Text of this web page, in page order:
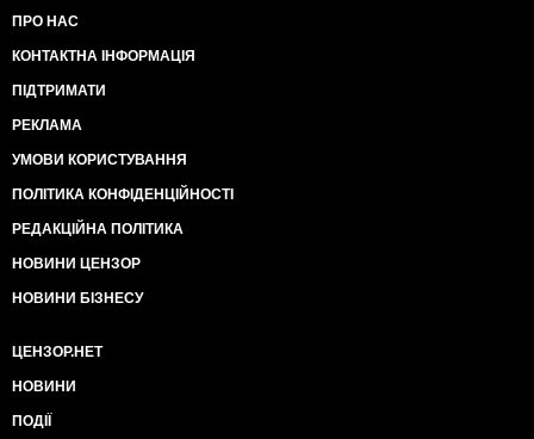
ПРО НАС
КОНТАКТНА ІНФОРМАЦІЯ
ПІДТРИМАТИ
РЕКЛАМА
УМОВИ КОРИСТУВАННЯ
ПОЛІТИКА КОНФІДЕНЦІЙНОСТІ
РЕДАКЦІЙНА ПОЛІТИКА
НОВИНИ ЦЕНЗОР
НОВИНИ БІЗНЕСУ
ЦЕНЗОР.НЕТ
НОВИНИ
ПОДІЇ